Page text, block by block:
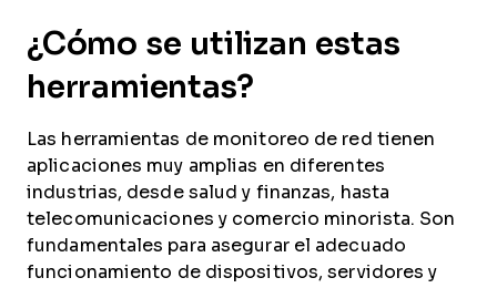
¿Cómo se utilizan estas
herramientas?
Las herramientas de monitoreo de red tienen
aplicaciones muy amplias en diferentes
industrias, desde salud y finanzas, hasta
telecomunicaciones y comercio minorista. Son
fundamentales para asegurar el adecuado
funcionamiento de dispositivos, servidores y